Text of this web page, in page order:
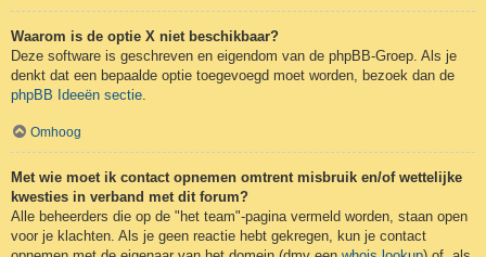
Waarom is de optie X niet beschikbaar?
Deze software is geschreven en eigendom van de phpBB-Groep. Als je
denkt dat een bepaalde optie toegevoegd moet worden, bezoek dan de
phpBB Ideeën sectie.
Omhoog
Met wie moet ik contact opnemen omtrent misbruik en/of wettelijke
kwesties in verband met dit forum?
Alle beheerders die op de "het team"-pagina vermeld worden, staan open
voor je klachten. Als je geen reactie hebt gekregen, kun je contact